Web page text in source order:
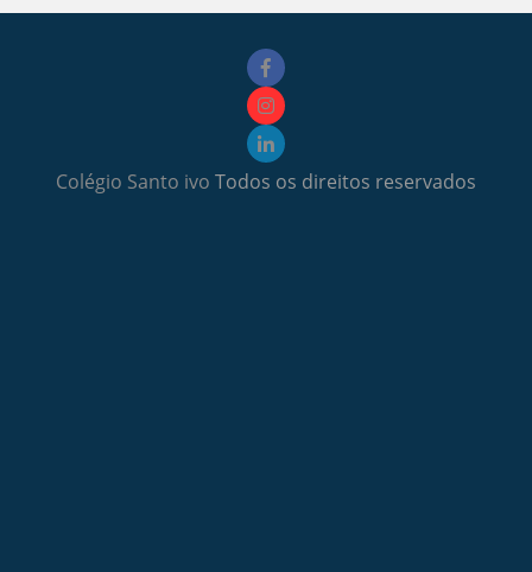
Colégio Santo ivo Todos os direitos reservados